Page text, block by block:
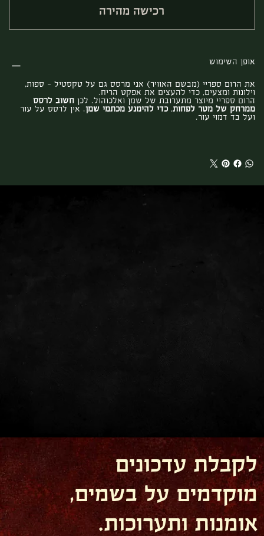
רכישה מהירה
אופן השימוש
את הרום ספריי (מבשם האוויר) אני מרסס גם על טקסטיל – ספות,
וילונות ומצעים, כדי להעצים את אפקט הריח.
הרום ספריי מיוצר מתערובת של שמן ואלכוהול. לכן חשוב לרסס
ממרחק של מטר לפחות, כדי להימנע מכתמי שמן. אין לרסס על עור
ועל בד דמוי עור.
לקבלת עדכונים
מוקדמים על בשמים,
אומנות ותערוכות.